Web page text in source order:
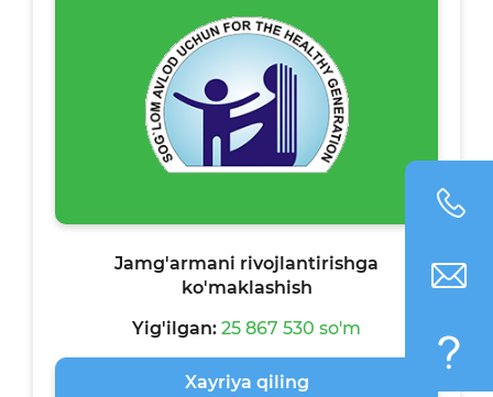
Jamg'armani rivojlantirishga
ko'maklashish
Yig'ilgan: 25 867 530 so'm
Xayriya qiling